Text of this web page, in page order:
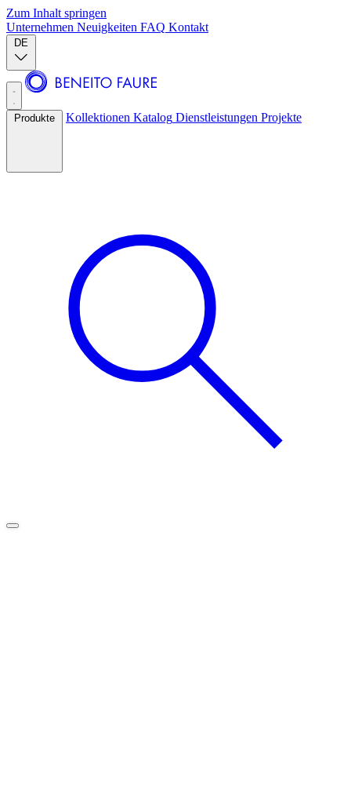
Zum Inhalt springen
Unternehmen Neuigkeiten FAQ Kontakt
DE
Produkte Kollektionen Katalog Dienstleistungen Projekte